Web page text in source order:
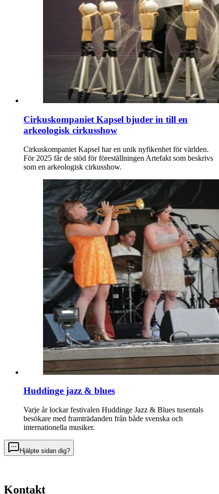
Cirkuskompaniet Kapsel bjuder in till en
arkeologisk cirkusshow
Cirkuskompaniet Kapsel har en unik nyfikenhet för världen.
För 2025 får de stöd för föreställningen Artefakt som beskrivs
som en arkeologisk cirkusshow.
Huddinge jazz & blues
Varje år lockar festivalen Huddinge Jazz & Blues tusentals
besökare med framträdanden från både svenska och
internationella musiker.
Hjälpte sidan dig?
Kontakt